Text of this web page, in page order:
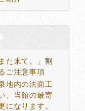
た来て。」割
ご注意事項
地内の法面工
、当館の最寄
になります。